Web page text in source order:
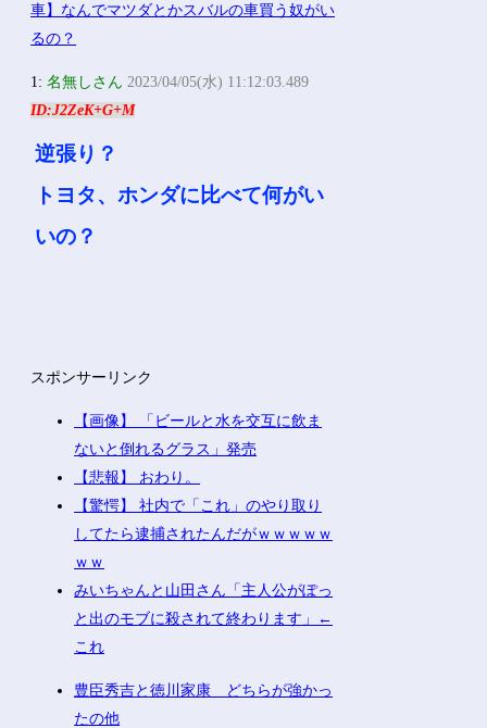
1:名無しさん 2023/04/05(水) 11:12:03.489
ID:J2ZeK+G+M
逆張り？
トヨタ、ホンダに比べて何がい
いの？
スポンサーリンク
【画像】 「ビールと水を交互に飲ま
ないと倒れるグラス」発売
【悲報】 おわり。
【驚愕】 社内で「これ」のやり取り
してたら逮捕されたんだがｗｗｗｗｗ
ｗｗ
みいちゃんと山田さん「主人公がぽっ
と出のモブに殺されて終わります」←
これ
豊臣秀吉と徳川家康 どちらが強かっ
たの他